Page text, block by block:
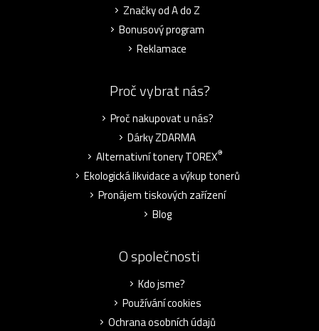
Značky od A do Z
Bonusový program
Reklamace
Proč vybrat nás?
Proč nakupovat u nás?
Dárky ZDARMA
Alternativní tonery TOREX®
Ekologická likvidace a výkup tonerů
Pronájem tiskových zařízení
Blog
O společnosti
Kdo jsme?
Používání cookies
Ochrana osobních údajů